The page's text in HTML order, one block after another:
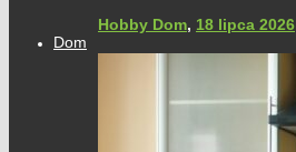
Hobby Dom, 18 lipca 2026
Dom